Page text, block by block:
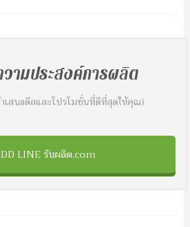
ามประสงค์การผลิต
เสนอดีลและโปรโมชั่นที่ดีที่สุดให้คุณ)
LINE รับผลิต.com